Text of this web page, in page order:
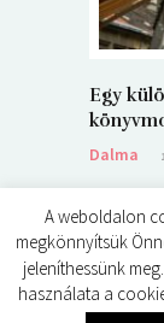
Egy
Dalma
©
A weboldalon
megkönnyítsük
jeleníthessünk
használata a